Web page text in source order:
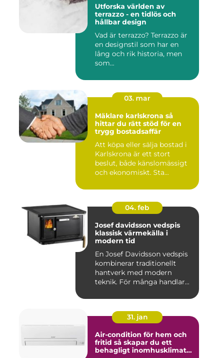
Utforska världen av
terrazzo - en tidlös och
hållbar design
Vad är terrazzo? Terrazzo är
en designstil som har en
lång och rik historia, men
som...
03. mar
Mäklare karlskrona så
hittar du rätt stöd för en
trygg bostadsaffär
Att köpa eller sälja bostad i
Karlskrona är ett stort
beslut, både känslomässigt
och ekonomiskt. Sta...
04. feb
Josef davidsson vedspis
klassisk värmekälla i
modern tid
En Josef Davidsson vedspis
kombinerar traditionellt
hantverk med modern
teknik. För många handlar
31. jan
Air-condition för hem och
fritid så skapar du ett
behagligt inomhusklimat